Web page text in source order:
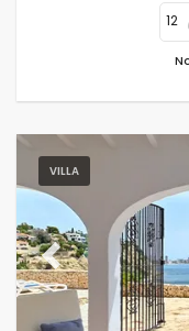
12
VILLA
Previous